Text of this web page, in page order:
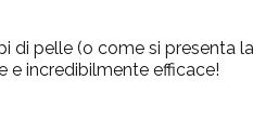
di pelle (o come si presenta
e incredibilmente efficace!